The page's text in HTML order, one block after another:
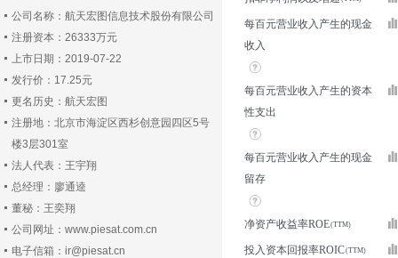
公司名称：航天宏图信息技术股份有限公司
注册资本：26333万元
上市日期：2019-07-22
发行价：17.25元
更名历史：航天宏图
注册地：北京市海淀区西杉创意园四区5号
楼3层301室
法人代表：王宇翔
总经理：廖通逵
董秘：王奕翔
公司网址：www.piesat.com.cn
电子信箱：ir@piesat.cn
每百元营业收入产生的现金
收入
每百元营业收入产生的资本
性支出
每百元营业收入产生的现金
留存
净资产收益率ROE
投入资本回报率ROIC